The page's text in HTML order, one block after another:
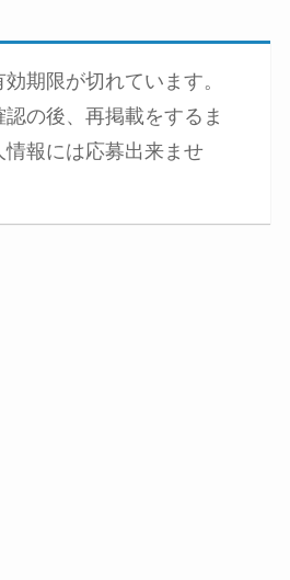
期限が切れています。
の後、再掲載をするま
情報には応募出来ませ